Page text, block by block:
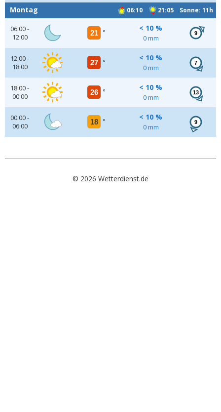
06:10 21:05 Sonne: 11h
Montag
06:00 -
12:00
21 °
< 10 %
0 mm
9
12:00 -
18:00
27 °
< 10 %
0 mm
7
18:00 -
00:00
26 °
< 10 %
0 mm
13
00:00 -
06:00
18 °
< 10 %
0 mm
9
© 2026 Wetterdienst.de